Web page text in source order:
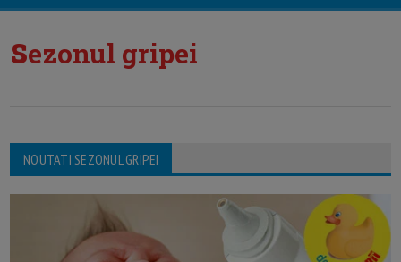
sezonul gripei
NOUTATI SEZONUL GRIPEI